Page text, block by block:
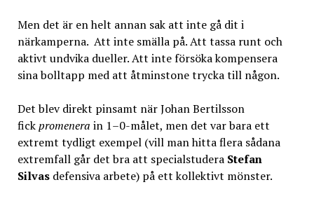
Men det är en helt annan sak att inte gå dit i
närkamperna. Att inte smälla på. Att tassa runt och
aktivt undvika dueller. Att inte försöka kompensera
sina bolltapp med att åtminstone trycka till någon.
Det blev direkt pinsamt när Johan Bertilsson
fickpromenera in 1–0-målet, men det var bara ett
extremt tydligt exempel (vill man hitta flera sådana
extremfall går det bra att specialstudera Stefan
Silvasdefensiva arbete) på ett kollektivt mönster.